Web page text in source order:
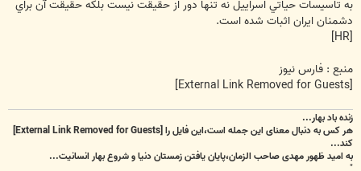
به تاسيسات حياتي اسراييل نه تنها دور از حقيقت نيست بلكه حقيقت آن براي
دشمنان ايران اثبات شده است.
[HR]
منبع : فارس نیوز
[External Link Removed for Guests]
زنده باد بهار...
هر کس به دنبال معنای این جمله است،این فایل را [External Link Removed for Guests]
کند...
به امید ظهور مهدی صاحب الزمان،پایان یافتن زمستان دنیا و شروع بهار انسانیت...